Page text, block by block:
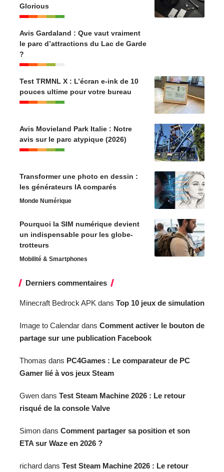
Glorious
Avis Gardaland : Que vaut vraiment
le parc d’attractions du Lac de Garde
?
Test TRMNL X : L’écran e-ink de 10
pouces ultime pour votre bureau
Avis Movieland Park Italie : Notre
avis sur le parc atypique (2026)
Transformer une photo en dessin :
les générateurs IA comparés
Monde Numérique
Pourquoi la SIM numérique devient
un indispensable pour les globe-
trotteurs
Mobilité & Smartphones
Derniers commentaires
Minecraft Bedrock APK dans Top 10 jeux de simulation
Image to Calendar dans Comment activer le bouton de
partage sur une publication Facebook
Thomas dans PC4Games : Le comparateur de PC
Gamer lié à vos jeux Steam
Gwen dans Test Steam Machine 2026 : Le retour
risqué de la console Valve
Simon dans Comment partager sa position et son
ETA sur Waze en 2026 ?
richard dans Test Steam Machine 2026 : Le retour